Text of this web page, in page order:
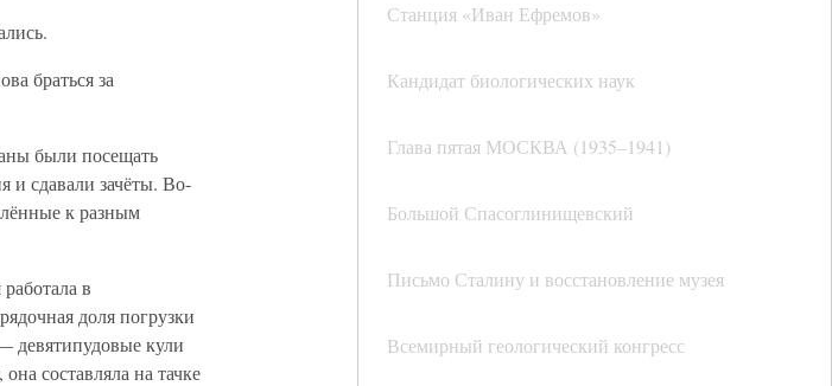
Станция «Иван Ефремов»
Кандидат биологических наук
Глава пятая МОСКВА (1935–1941)
Большой Спасоглинищевский
Письмо Сталину и восстановление музея
Всемирный геологический конгресс
браться за
были посещать
и сдавали зачёты. Во-
к разным
в
доля погрузки
девятипудовые кули
составляла на тачке